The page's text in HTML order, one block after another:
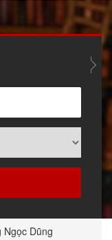
Ngọc Dũng